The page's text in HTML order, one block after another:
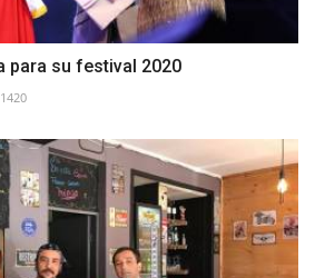
para su festival 2020
1420